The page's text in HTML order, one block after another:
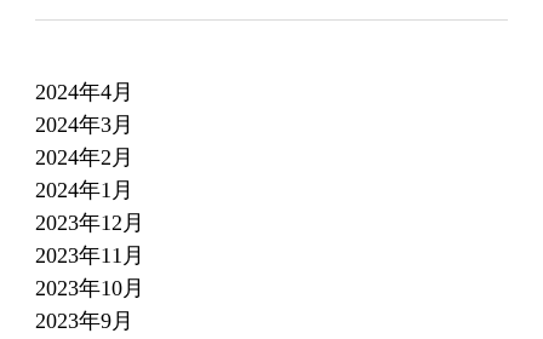
2024年4月
2024年3月
2024年2月
2024年1月
2023年12月
2023年11月
2023年10月
2023年9月